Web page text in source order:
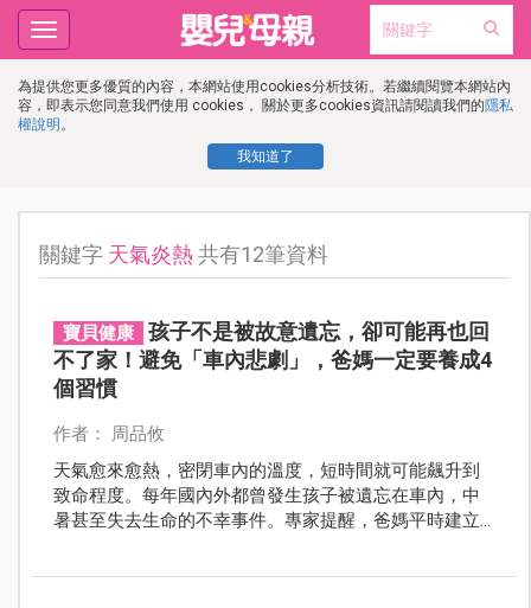
為提供您更多優質的內容，本網站使用cookies分析技術。若繼續閱覽本網站內
容，即表示您同意我們使用 cookies， 關於更多cookies資訊請閱讀我們的隱私
權說明 。
我知道了
Toggle
navigation
關鍵字 天氣炎熱 共有12筆資料
寶貝健康
孩子不是被故意遺忘，卻可能再也回
不了家！避免「車內悲劇」，爸媽一定要養成4
個習慣
作者： 周品攸
天氣愈來愈熱，密閉車內的溫度，短時間就可能飆升到
致命程度。每年國內外都曾發生孩子被遺忘在車內，中
暑甚至失去生命的不幸事件。專家提醒，爸媽平時建立